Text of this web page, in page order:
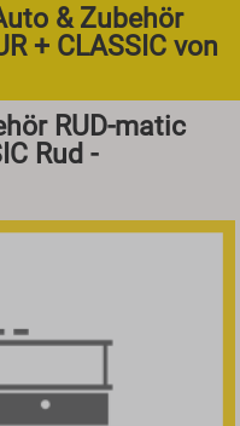
& Zubehör
+ CLASSIC von
RUD-matic
Rud -